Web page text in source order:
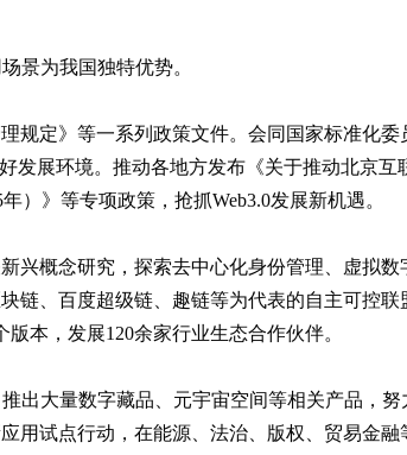
景为我国独特优势。
规定》等一系列政策文件。会同国家标准化委
发展环境。推动各地方发布《关于推动北京互
）》等专项政策，抢抓Web3.0发展新机遇。
兴概念研究，探索去中心化身份管理、虚拟数
链、百度超级链、趣链等为代表的自主可控联
本，发展120余家行业生态合作伙伴。
出大量数字藏品、元宇宙空间等相关产品，努
用试点行动，在能源、法治、版权、贸易金融